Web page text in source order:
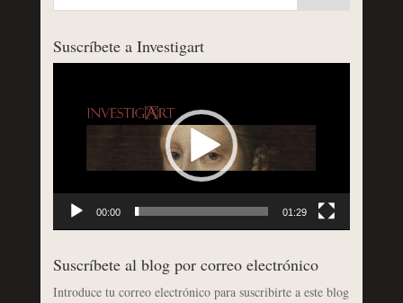
Suscríbete a Investigart
00:00 01:29
Suscríbete al blog por correo electrónico
Introduce tu correo electrónico para suscribirte a este blog